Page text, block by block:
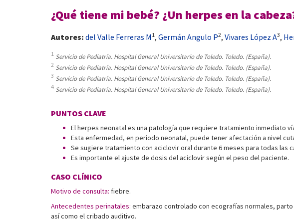
¿Qué tiene mi bebé? ¿Un herpes en la
Autores: del Valle Ferreras M 1, Germán Angulo P2, Vivares López A3,
1 Servicio de Pediatría. Hospital General Universitario de Toledo. Toledo. (España).
2 Servicio de Pediatría. Hospital General Universitario de Toledo. Toledo. (España).
3 Servicio de Pediatría. Hospital General Universitario de Toledo. Toledo. (España).
4 Servicio de Pediatría. Hospital General Universitario de Toledo. Toledo. (España).
PUNTOS CLAVE
El herpes neonatal es una patología que requiere tratamiento inmediato
Esta enfermedad, en periodo neonatal, puede tener afectación a nivel
Se sugiere tratamiento con aciclovir oral durante 6 meses para todas las
Es importante el ajuste de dosis del aciclovir según el peso del paciente.
CASO CLÍNICO
Motivo de consulta: fiebre.
Antecedentes perinatales: embarazo controlado con ecografías normales,
así como el cribado auditivo.